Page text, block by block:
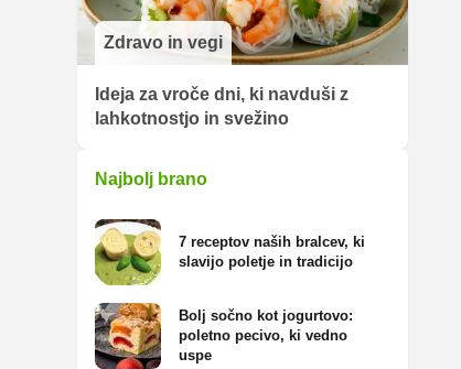
Zdravo in vegi
Ideja za vroče dni, ki navduši z
lahkotnostjo in svežino
Najbolj brano
7 receptov naših bralcev, ki
slavijo poletje in tradicijo
Bolj sočno kot jogurtovo:
poletno pecivo, ki vedno
uspe